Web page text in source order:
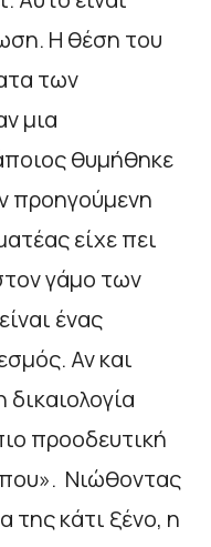
Η θέση του
των
μια
θυμήθηκε
προηγούμενη
είχε πει
γάμο των
ένας
Αν και
προοδευτική
Νιώθοντας
της κάτι ξένο, η